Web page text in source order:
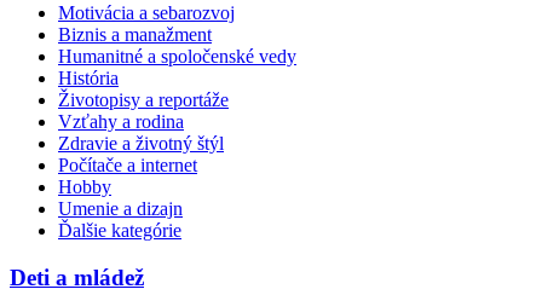
Motivácia a sebarozvoj
Biznis a manažment
Humanitné a spoločenské vedy
História
Životopisy a reportáže
Vzťahy a rodina
Zdravie a životný štýl
Počítače a internet
Hobby
Umenie a dizajn
Ďalšie kategórie
Deti a mládež